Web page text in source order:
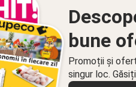
bune
Promoții și
singur loc.